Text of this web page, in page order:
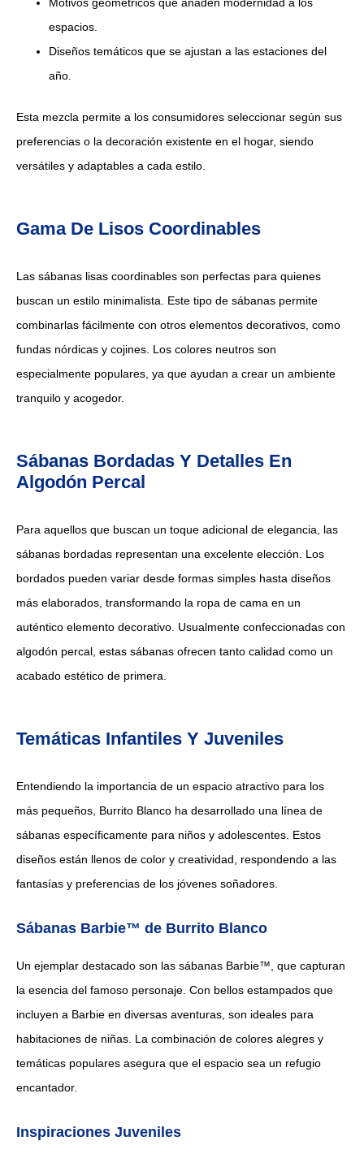
espacios.
Diseños temáticos que se ajustan a las estaciones del
año.
Esta mezcla permite a los consumidores seleccionar según sus
preferencias o la decoración existente en el hogar, siendo
versátiles y adaptables a cada estilo.
Gama De Lisos Coordinables
Las sábanas lisas coordinables son perfectas para quienes
buscan un estilo minimalista. Este tipo de sábanas permite
combinarlas fácilmente con otros elementos decorativos, como
fundas nórdicas y cojines. Los colores neutros son
especialmente populares, ya que ayudan a crear un ambiente
tranquilo y acogedor.
Sábanas Bordadas Y Detalles En
Algodón Percal
Para aquellos que buscan un toque adicional de elegancia, las
sábanas bordadas representan una excelente elección. Los
bordados pueden variar desde formas simples hasta diseños
más elaborados, transformando la ropa de cama en un
auténtico elemento decorativo. Usualmente confeccionadas con
algodón percal, estas sábanas ofrecen tanto calidad como un
acabado estético de primera.
Temáticas Infantiles Y Juveniles
Entendiendo la importancia de un espacio atractivo para los
más pequeños, Burrito Blanco ha desarrollado una línea de
sábanas específicamente para niños y adolescentes. Estos
diseños están llenos de color y creatividad, respondendo a las
fantasías y preferencias de los jóvenes soñadores.
Sábanas Barbie™ de Burrito Blanco
Un ejemplar destacado son las sábanas Barbie™, que capturan
la esencia del famoso personaje. Con bellos estampados que
incluyen a Barbie en diversas aventuras, son ideales para
habitaciones de niñas. La combinación de colores alegres y
temáticas populares asegura que el espacio sea un refugio
encantador.
Inspiraciones Juveniles